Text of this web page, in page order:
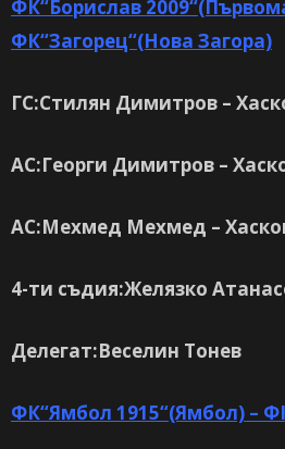
ФК“Борислав
ФК“Загорец“(Нова Загора)
ГС:Стилян Димитров –
АС:Георги Димитров –
АС:Мехмед Мехмед –
4-ти съдия:Желязко
Делегат:Веселин Тонев
ФК“Ямбол 1915“(Ямбол) –